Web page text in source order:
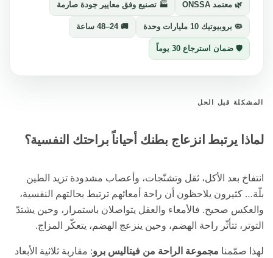
🌿 معتمد ONSSA 🏭 تصنيع وفق معايير جودة صارمة
🦠 بروبيوتيك 10 مليارات وحدة 🚚 24–48 ساعة
🛡️ ضمان استرجاع 30 يوماً
قبل الحل
يرتبط انزعاج بطنك أحياناً براحتك النفسية؟
بعد الأكل، ثقل وتشنّجات، وأعصاب مشدودة تزيد الطين
يلاحظون أن راحة أمعائهم ترتبط بحالتهم النفسية،
صحيح. فالأمعاء والعقل يتواصلان باستمرار، وحين يشتدّ
تتأثّر راحة الهضم، وحين ينزعج الهضم، يتعكّر المزاج.
مجموعة الراحة من فيتاليس برو: مقاربة ثلاثية الأبعاد